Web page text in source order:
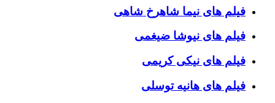
فیلم های نیما شاهرخ شاهی
فیلم های نیوشا ضیغمی
فیلم های نیکی کریمی
فیلم های هانیه توسلی